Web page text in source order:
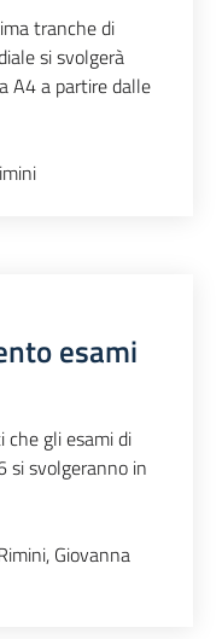
tranche di
si svolgerà
A4 a partire dalle
esami
gli esami di
si svolgeranno in
Giovanna